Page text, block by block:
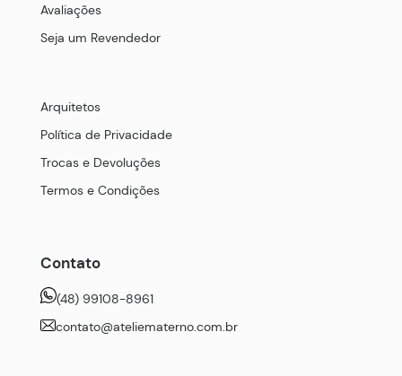
Avaliações
Seja um Revendedor
Arquitetos
Política de Privacidade
Trocas e Devoluções
Termos e Condições
Contato
(48) 99108-8961
contato@ateliematerno.com.br